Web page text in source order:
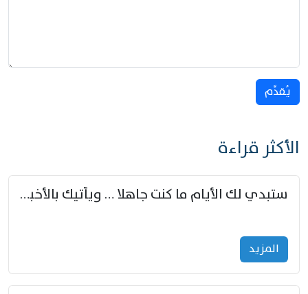
يُقدِّم
الأكثر قراءة
ستبدي لك الأيام ما كنت جاهلا … ويأتيك بالأخبار من لم تزوّد
المزید